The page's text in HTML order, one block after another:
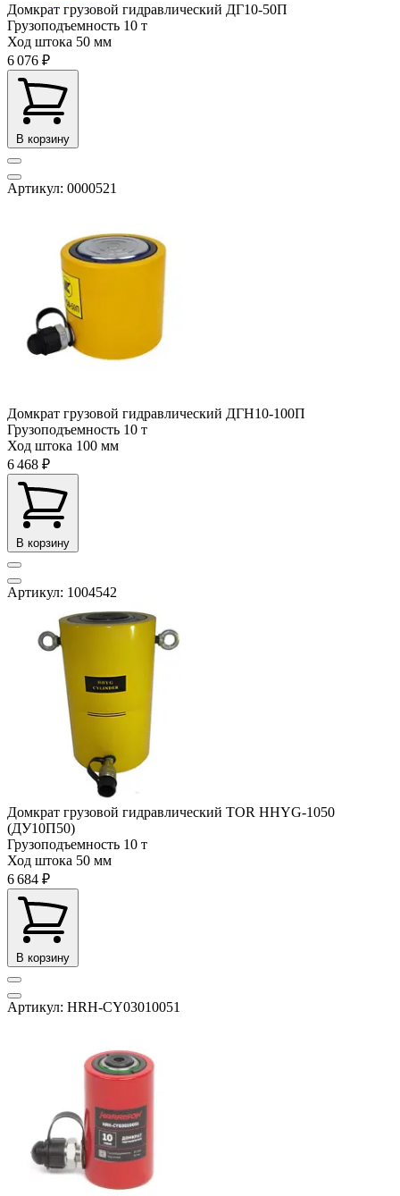
Домкрат грузовой гидравлический ДГ10-50П
Грузоподъемность 10 т
Ход штока 50 мм
6 076 ₽
В корзину
Артикул: 0000521
Домкрат грузовой гидравлический ДГН10-100П
Грузоподъемность 10 т
Ход штока 100 мм
6 468 ₽
В корзину
Артикул: 1004542
Домкрат грузовой гидравлический TOR HHYG-1050
(ДУ10П50)
Грузоподъемность 10 т
Ход штока 50 мм
6 684 ₽
В корзину
Артикул: HRH-CY03010051